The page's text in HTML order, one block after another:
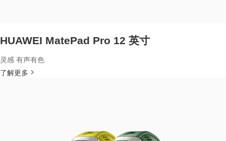
HUAWEI MatePad Pro 12 英寸
灵感 有声有色
了解更多